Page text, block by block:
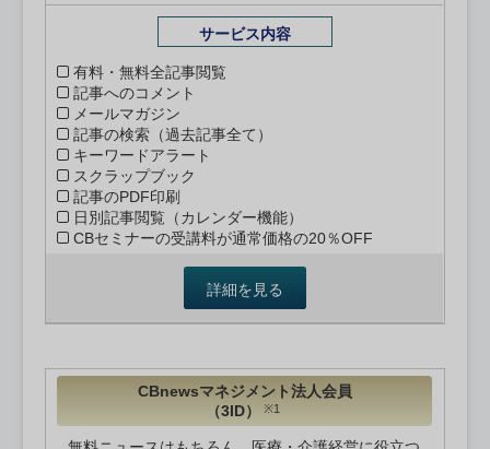
サービス内容
有料・無料全記事閲覧
記事へのコメント
メールマガジン
記事の検索（過去記事全て）
キーワードアラート
スクラップブック
記事のPDF印刷
日別記事閲覧（カレンダー機能）
CBセミナーの受講料が通常価格の20％OFF
詳細を見る
CBnewsマネジメント法人会員
（3ID）
※1